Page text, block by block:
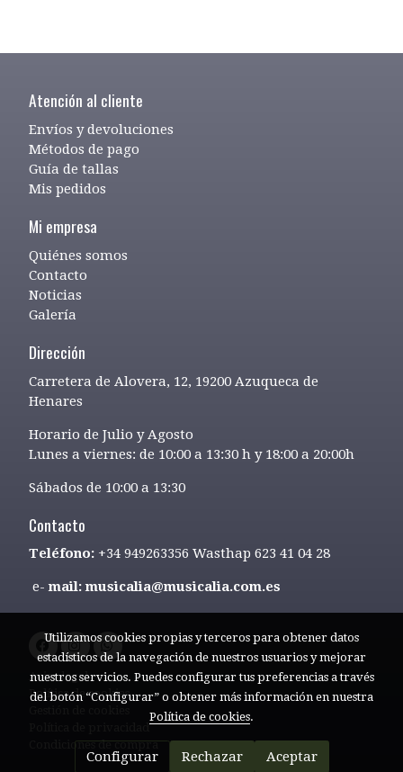
Atención al cliente
Envíos y devoluciones
Métodos de pago
Guía de tallas
Mis pedidos
Mi empresa
Quiénes somos
Contacto
Noticias
Galería
Dirección
Carretera de Alovera, 12, 19200 Azuqueca de
Henares
Horario de Julio y Agosto
Lunes a viernes: de 10:00 a 13:30 h y 18:00 a 20:00h
Sábados de 10:00 a 13:30
Contacto
Teléfono: +34 949263356 Wasthap 623 41 04 28
e-mail: musicalia@musicalia.com.es
Aviso legal
Política de cookies
Condiciones de compra
Utilizamos cookies propias y terceros para obtener datos
estadísticos de la navegación de nuestros usuarios y mejorar
nuestros servicios. Puedes configurar tus preferencias a través
del botón “Configurar” o obtener más información en nuestra
Política de cookies.
Configurar Rechazar Aceptar